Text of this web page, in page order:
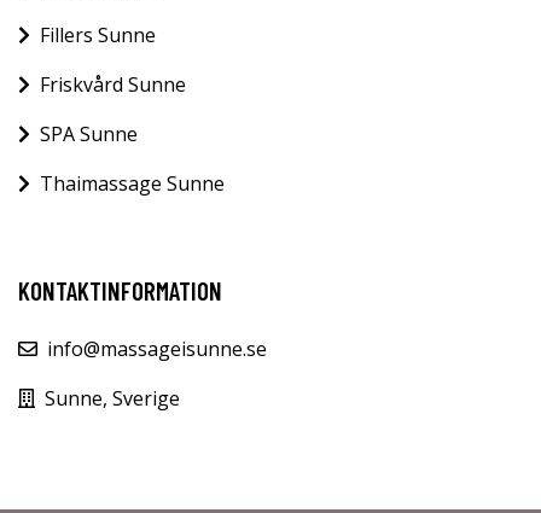
Fillers Sunne
Friskvård Sunne
SPA Sunne
Thaimassage Sunne
KONTAKTINFORMATION
info@massageisunne.se
Sunne, Sverige